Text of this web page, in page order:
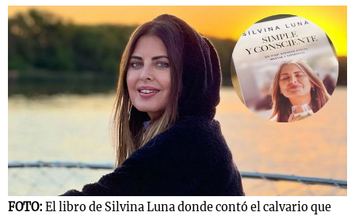
FOTO: El libro de Silvina Luna donde contó el calvario que
Notas
Mundial 2026
La Sole en
Cadena 3